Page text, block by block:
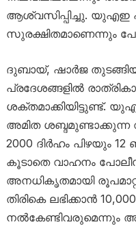
ആശ്വസിപ്പിച്ചു. യുഎഇ
സുരക്ഷിതമാണെന്നും
ദുബായ്, ഷാർജ
പ്രദേശങ്ങളിൽ
ശക്തമാക്കിയിട്ടുണ്ട്.
അമിത ശബ്ദമുണ്ടാക്കുന്ന
2000 ദിർഹം പിഴയും
കൂടാതെ വാഹനം
അനധികൃതമായി
തിരികെ ലഭിക്കാൻ
നൽകേണ്ടിവരുമെന്നും